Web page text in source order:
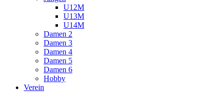
U12M
U13M
U14M
Damen 2
Damen 3
Damen 4
Damen 5
Damen 6
Hobby
Verein